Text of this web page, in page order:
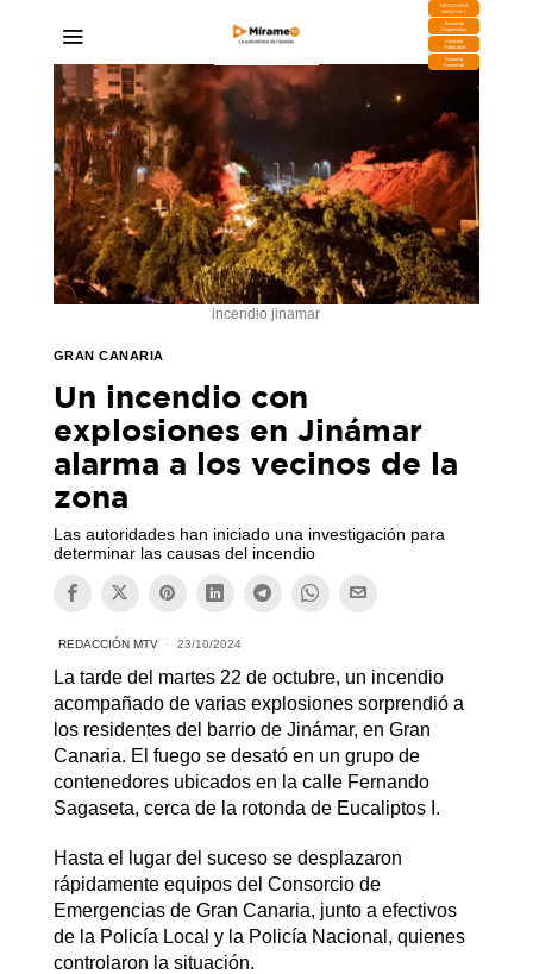
DESCARGA
MIRAPLAY
Buzón de
Sugerencias
Contratar
Publicidad
Contacto
Comercial
incendio jinamar
GRAN CANARIA
Un incendio con
explosiones en Jinámar
alarma a los vecinos de la
zona
Las autoridades han iniciado una investigación para
determinar las causas del incendio
REDACCIÓN MTV 23/10/2024
La tarde del martes 22 de octubre, un incendio
acompañado de varias explosiones sorprendió a
los residentes del barrio de Jinámar, en Gran
Canaria. El fuego se desató en un grupo de
contenedores ubicados en la calle Fernando
Sagaseta, cerca de la rotonda de Eucaliptos I.
Hasta el lugar del suceso se desplazaron
rápidamente equipos del Consorcio de
Emergencias de Gran Canaria, junto a efectivos
de la Policía Local y la Policía Nacional, quienes
controlaron la situación.